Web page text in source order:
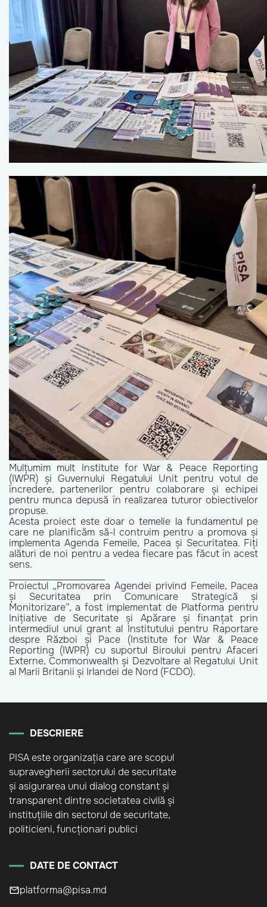
Mulțumim mult Institute for War & Peace Reporting
(IWPR) și Guvernului Regatului Unit pentru votul de
încredere, partenerilor pentru colaborare și echipei
pentru munca depusă în realizarea tuturor obiectivelor
propuse.
Acesta proiect este doar o temelie la fundamentul pe
care ne planificăm să-l contruim pentru a promova și
implementa Agenda Femeile, Pacea și Securitatea. Fiți
alături de noi pentru a vedea fiecare pas făcut în acest
sens.
Proiectul „Promovarea Agendei privind Femeile, Pacea
și Securitatea prin Comunicare Strategică și
Monitorizare”, a fost implementat de Platforma pentru
Inițiative de Securitate și Apărare și finanțat prin
intermediul unui grant al Institutului pentru Raportare
despre Război și Pace (Institute for War & Peace
Reporting (IWPR) cu suportul Biroului pentru Afaceri
Externe, Commonwealth și Dezvoltare al Regatului Unit
al Marii Britanii și Irlandei de Nord (FCDO).
DESCRIERE
PISA este organizația care are scopul
supravegherii sectorului de securitate
și asigurarea unui dialog constant și
transparent dintre societatea civilă și
instituțiile din sectorul de securitate,
politicieni, funcționari publici
DATE DE CONTACT
platforma@pisa.md